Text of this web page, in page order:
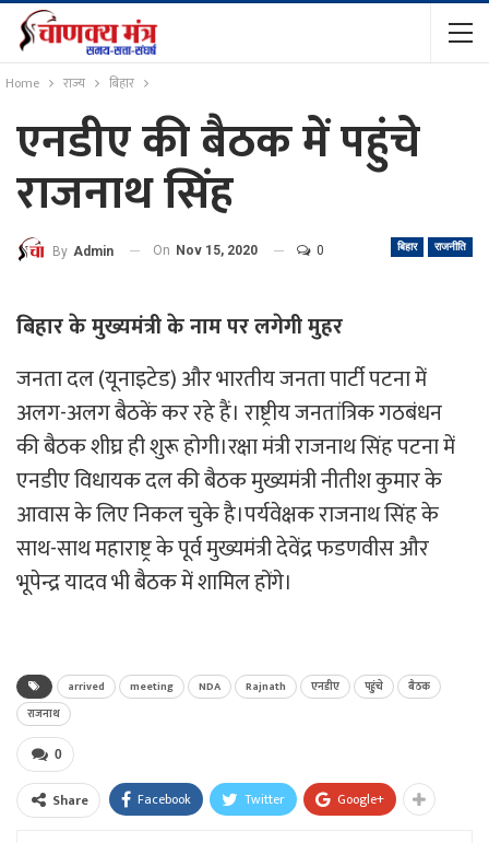
Home राज्य बिहार
एनडीए की बैठक में पहुंचे
राजनाथ सिंह
बिहार राजनीति
By Admin On Nov 15, 2020 0
बिहार के मुख्यमंत्री के नाम पर लगेगी मुहर
जनता दल (यूनाइटेड) और भारतीय जनता पार्टी पटना में
अलग-अलग बैठकें कर रहे हैं। राष्ट्रीय जनतांत्रिक गठबंधन
की बैठक शीघ्र ही शुरू होगी।रक्षा मंत्री राजनाथ सिंह पटना में
एनडीए विधायक दल की बैठक मुख्यमंत्री नीतीश कुमार के
आवास के लिए निकल चुके है।पर्यवेक्षक राजनाथ सिंह के
साथ-साथ महाराष्ट्र के पूर्व मुख्यमंत्री देवेंद्र फडणवीस और
भूपेन्द्र यादव भी बैठक में शामिल होंगे।
arrived meeting NDA Rajnath एनडीए पहुंचे
बैठक
राजनाथ
0
Share Facebook Twitter Google+